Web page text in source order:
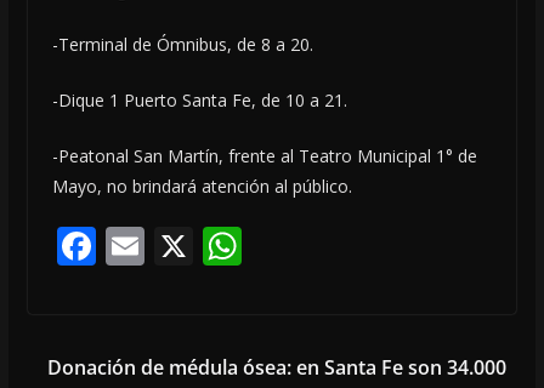
-Terminal de Ómnibus, de 8 a 20.
-Dique 1 Puerto Santa Fe, de 10 a 21.
-Peatonal San Martín, frente al Teatro Municipal 1° de
Mayo, no brindará atención al público.
F
b
E
l
X W
s
Donación de médula ósea: en Santa Fe son 34.000